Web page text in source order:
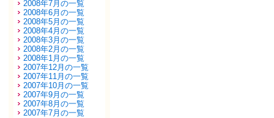
2008年7月の一覧
2008年6月の一覧
2008年5月の一覧
2008年4月の一覧
2008年3月の一覧
2008年2月の一覧
2008年1月の一覧
2007年12月の一覧
2007年11月の一覧
2007年10月の一覧
2007年9月の一覧
2007年8月の一覧
2007年7月の一覧